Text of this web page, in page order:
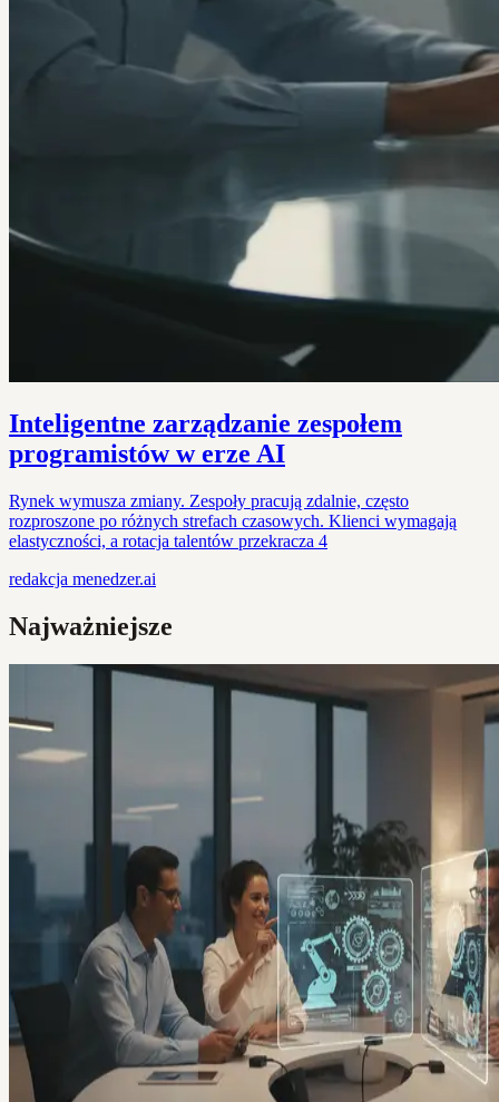
Inteligentne zarządzanie zespołem
programistów w erze AI
Rynek wymusza zmiany. Zespoły pracują zdalnie, często
rozproszone po różnych strefach czasowych. Klienci wymagają
elastyczności, a rotacja talentów przekracza 4
redakcja menedzer.ai
Najważniejsze